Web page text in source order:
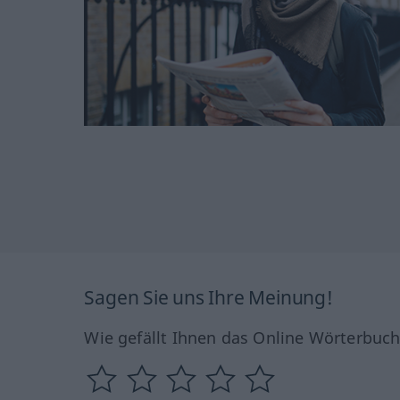
Sagen Sie uns Ihre Meinung!
Wie gefällt Ihnen das Online